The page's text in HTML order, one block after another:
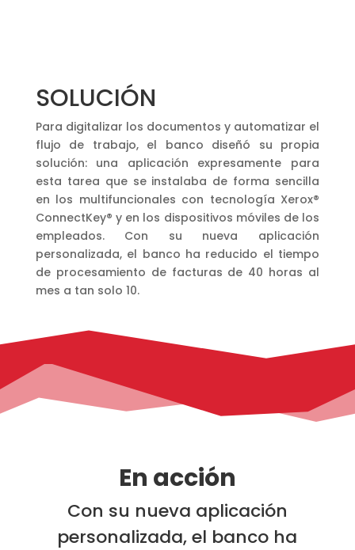
SOLUCIÓN
Para digitalizar los documentos y automatizar el
flujo de trabajo, el banco diseñó su propia
solución: una aplicación expresamente para
esta tarea que se instalaba de forma sencilla
en los multifuncionales con tecnología Xerox®
ConnectKey® y en los dispositivos móviles de los
empleados. Con su nueva aplicación
personalizada, el banco ha reducido el tiempo
de procesamiento de facturas de 40 horas al
mes a tan solo 10.
En acción
Con su nueva aplicación
personalizada, el banco ha